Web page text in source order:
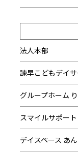
法人本部
諫早こどもデイ
グループホーム
スマイルサポート
デイスペース あん